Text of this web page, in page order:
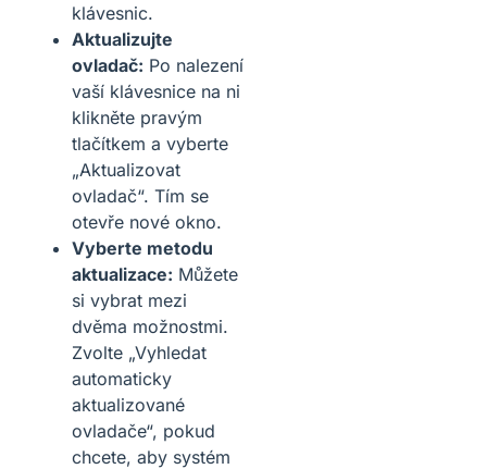
klávesnic.
Aktualizujte
ovladač: Po nalezení
vaší klávesnice na ni
klikněte pravým
tlačítkem a vyberte
„Aktualizovat
ovladač“. Tím se
otevře nové okno.
Vyberte metodu
aktualizace: Můžete
si vybrat mezi
dvěma možnostmi.
Zvolte „Vyhledat
automaticky
aktualizované
ovladače“, pokud
chcete, aby systém